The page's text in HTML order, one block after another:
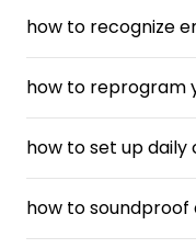
how to recognize
how to reprogram
how to set up daily
how to soundproof